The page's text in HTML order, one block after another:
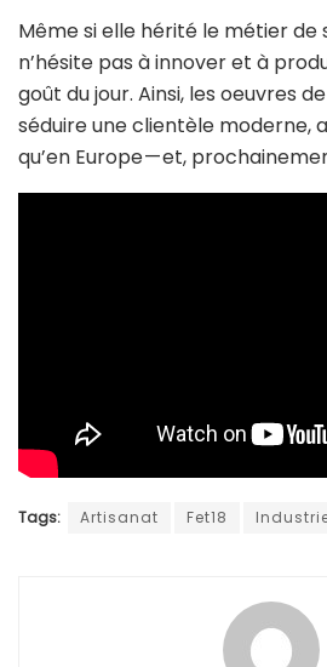
Même si elle hérité le métier de
n’hésite pas à innover et à
goût du jour. Ainsi, les oeuvres
séduire une clientèle moderne,
qu’en Europe — et,
Tags: Artisanat Fet18